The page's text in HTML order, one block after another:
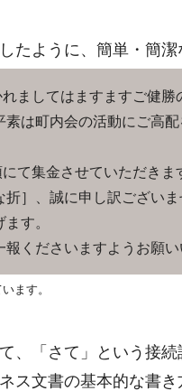
たように、簡単・簡
してはますますご健勝
は町内会の活動にご高
集金させていただきま
］、誠に申し訳ござい
す。
くださいますようお願い
ます。
、「さて」という接
ス文書の基本的な書き